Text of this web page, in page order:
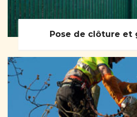
Pose de clôture et